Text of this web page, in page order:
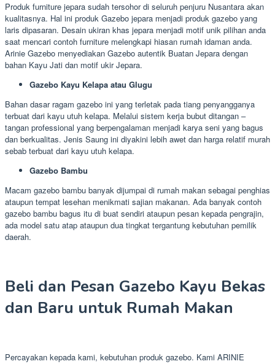
Produk furniture jepara sudah tersohor di seluruh penjuru Nusantara akan
kualitasnya. Hal ini produk Gazebo jepara menjadi produk gazebo yang
laris dipasaran. Desain ukiran khas jepara menjadi motif unik pilihan anda
saat mencari contoh furniture melengkapi hiasan rumah idaman anda.
Arinie Gazebo menyediakan Gazebo autentik Buatan Jepara dengan
bahan Kayu Jati dan motif ukir Jepara.
Gazebo Kayu Kelapa atau Glugu
Bahan dasar ragam gazebo ini yang terletak pada tiang penyangganya
terbuat dari kayu utuh kelapa. Melalui sistem kerja bubut ditangan –
tangan professional yang berpengalaman menjadi karya seni yang bagus
dan berkualitas. Jenis Saung ini diyakini lebih awet dan harga relatif murah
sebab terbuat dari kayu utuh kelapa.
Gazebo Bambu
Macam gazebo bambu banyak dijumpai di rumah makan sebagai penghias
ataupun tempat lesehan menikmati sajian makanan. Ada banyak contoh
gazebo bambu bagus itu di buat sendiri ataupun pesan kepada pengrajin,
ada model satu atap ataupun dua tingkat tergantung kebutuhan pemilik
daerah.
Beli dan Pesan Gazebo Kayu Bekas
dan Baru untuk Rumah Makan
Percayakan kepada kami, kebutuhan produk gazebo. Kami ARINIE